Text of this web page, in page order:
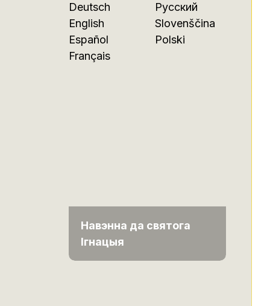
Deutsch
English
Español
Français
Русский
Slovenščina
Polski
Навэнна да святога
Ігнацыя